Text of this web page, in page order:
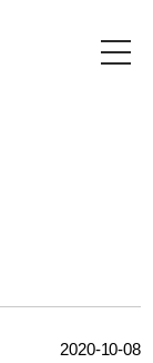
2020-10-08